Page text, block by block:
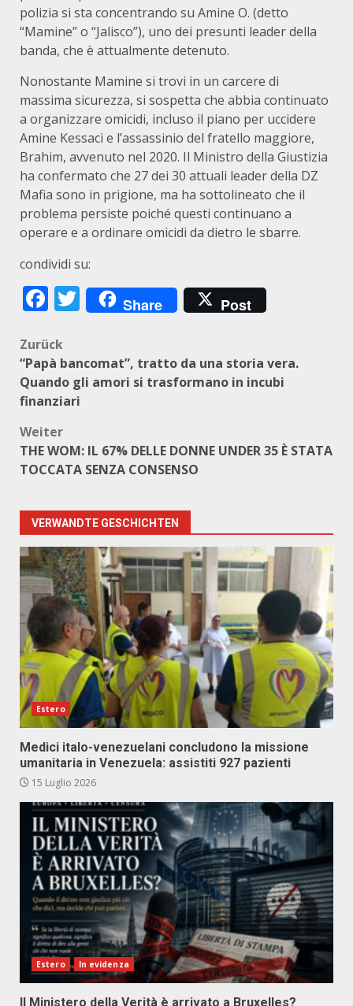
polizia si sta concentrando su Amine O. (detto
“Mamine” o “Jalisco”), uno dei presunti leader della
banda, che è attualmente detenuto.
Nonostante Mamine si trovi in un carcere di
massima sicurezza, si sospetta che abbia continuato
a organizzare omicidi, incluso il piano per uccidere
Amine Kessaci e l’assassinio del fratello maggiore,
Brahim, avvenuto nel 2020. Il Ministro della Giustizia
ha confermato che 27 dei 30 attuali leader della DZ
Mafia sono in prigione, ma ha sottolineato che il
problema persiste poiché questi continuano a
operare e a ordinare omicidi da dietro le sbarre.
condividi su:
Facebook
Twitter
Share Post
Beitragsnavigation
Zurück
“Papà bancomat”, tratto da una storia vera.
Quando gli amori si trasformano in incubi
finanziari
Weiter
THE WOM: IL 67% DELLE DONNE UNDER 35 È STATA
TOCCATA SENZA CONSENSO
VERWANDTE GESCHICHTEN
Estero
Medici italo-venezuelani concludono la missione
umanitaria in Venezuela: assistiti 927 pazienti
15 Luglio 2026
Estero In evidenza
Il Ministero della Verità è arrivato a Bruxelles?